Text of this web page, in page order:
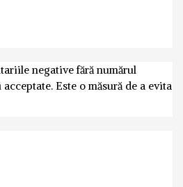
negative fără numărul
Este o măsură de a evita